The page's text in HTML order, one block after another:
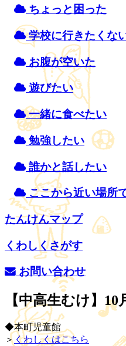
ちょっと 困 った
学校に行きたくな
お腹が空いた
遊びたい
一緒に食べたい
勉強したい
誰かと話したい
ここから近い場所
たんけんマップ
くわしくさがす
お問い合わせ
【中高生むけ】10
◆本町児童館
＞ くわしくはこちら